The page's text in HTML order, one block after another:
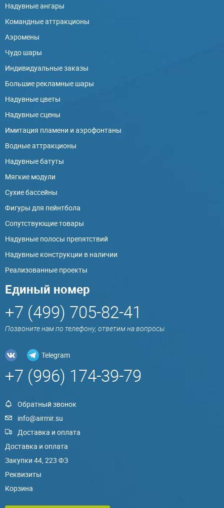
Надувные ангары
Командные аттракционы
Аэромены
Чудо шары
Индивидуальные заказы
Большие рекламные шары
Надувные цветы
Надувные сцены
Имитация пламени и аэрофонтаны
Водные аттракционы
Надувные батуты
Мягкие модули
Сухие бассейны
Фигуры для пейнтбола
Сопутствующие товары
Надувные полосы препятствий
Надувные конструкции в наличии
Реализованные проекты
Единый номер
+7 (499) 705-82-41
Позвоните нам по телефону, ответим на вопросы
Telegram
+7 (996) 174-39-79
Обратный звонок
info@airmir.su
Доставка и оплата
Доставка и оплата
Закупки 44, 223 ФЗ
Реквизиты
Корзина